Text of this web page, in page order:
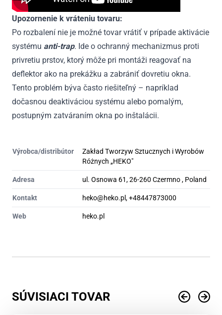
Upozornenie k vráteniu tovaru:
Po rozbalení nie je možné tovar vrátiť v prípade aktivácie
systému anti-trap. Ide o ochranný mechanizmus proti
privretiu prstov, ktorý môže pri montáži reagovať na
deflektor ako na prekážku a zabrániť dovretiu okna.
Tento problém býva často riešiteľný – napríklad
dočasnou deaktiváciou systému alebo pomalým,
postupným zatváraním okna po inštalácii.
Výrobca/distribútor
Zakład Tworzyw Sztucznych i Wyrobów
Różnych „HEKO"
Adresa ul. Osnowa 61, 26-260 Czermno , Poland
Kontakt heko@heko.pl, +48447873000
Web heko.pl
SÚVISIACI TOVAR